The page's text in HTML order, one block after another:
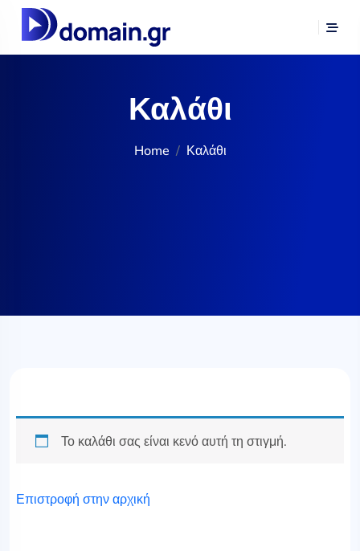
Καλάθι
Home Καλάθι
Το καλάθι σας είναι κενό αυτή τη στιγμή.
Επιστροφή στην αρχική